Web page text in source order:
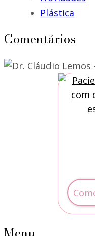
Plástica
Comentários